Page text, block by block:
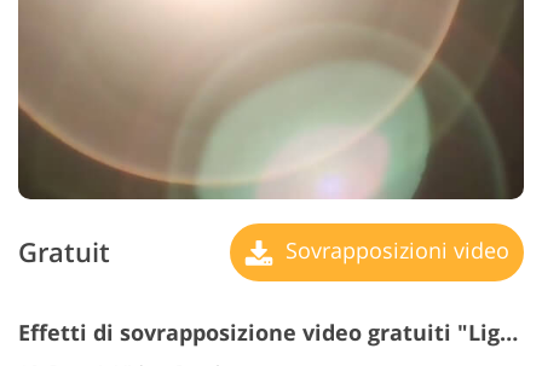
Gratuit Sovrapposizioni video
Effetti di sovrapposizione video gratuiti "Light Leak"